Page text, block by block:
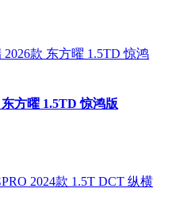
方曜 1.5TD 惊鸿版